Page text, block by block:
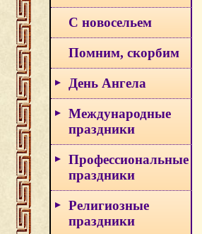
С новосельем
Помним, скорбим
День Ангела
Международные
праздники
Профессиональные
праздники
Религиозные
праздники